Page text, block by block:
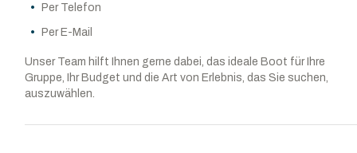
Per Telefon
Per E-Mail
Unser Team hilft Ihnen gerne dabei, das ideale Boot für Ihre
Gruppe, Ihr Budget und die Art von Erlebnis, das Sie suchen,
auszuwählen.